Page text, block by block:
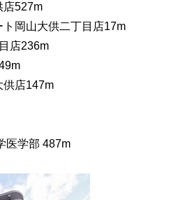
店527m
岡山大供二丁目店17m
店236m
供店147m
医学部 487m